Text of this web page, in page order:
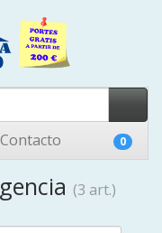
Contacto 0
(3 art.)